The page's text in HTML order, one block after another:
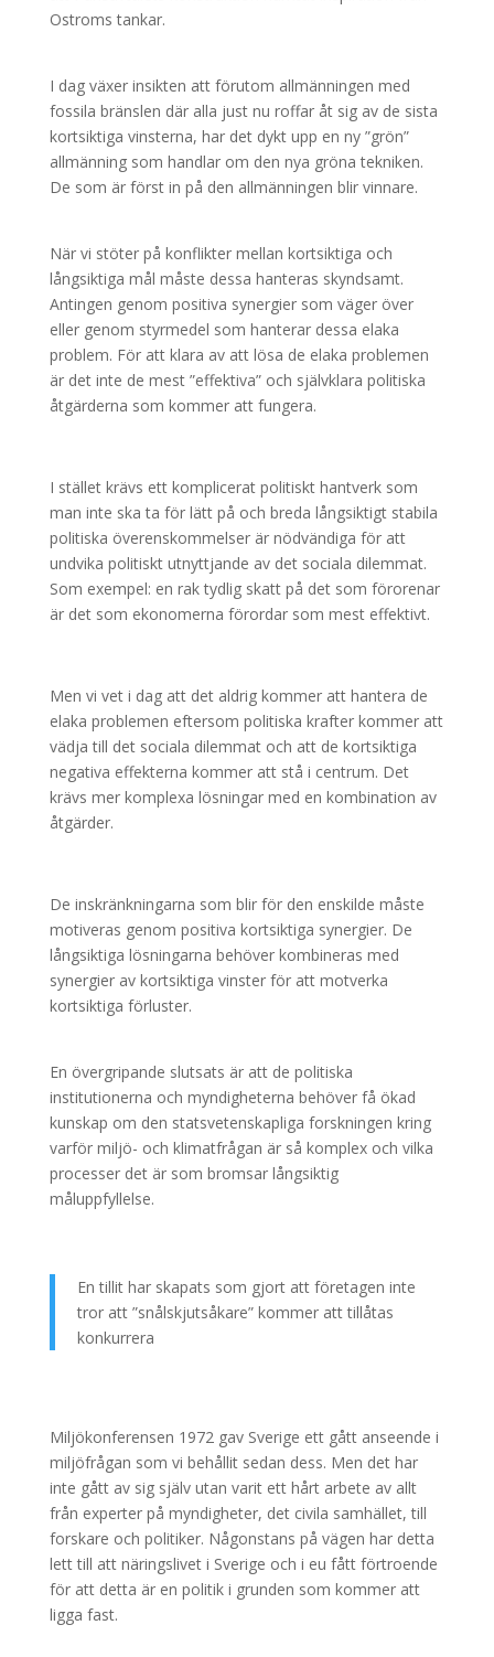
Ostroms tankar.
I dag växer insikten att förutom allmänningen med
fossila bränslen där alla just nu roffar åt sig av de sista
kortsiktiga vinsterna, har det dykt upp en ny ”grön”
allmänning som handlar om den nya gröna tekniken.
De som är först in på den allmänningen blir vinnare.
När vi stöter på konflikter mellan kortsiktiga och
långsiktiga mål måste dessa hanteras skyndsamt.
Antingen genom positiva synergier som väger över
eller genom styrmedel som hanterar dessa elaka
problem. För att klara av att lösa de elaka problemen
är det inte de mest ”effektiva” och självklara politiska
åtgärderna som kommer att fungera.
I stället krävs ett komplicerat politiskt hantverk som
man inte ska ta för lätt på och breda långsiktigt stabila
politiska överenskommelser är nödvändiga för att
undvika politiskt utnyttjande av det sociala dilemmat.
Som exempel: en rak tydlig skatt på det som förorenar
är det som ekonomerna förordar som mest effektivt.
Men vi vet i dag att det aldrig kommer att hantera de
elaka problemen eftersom politiska krafter kommer att
vädja till det sociala dilemmat och att de kortsiktiga
negativa effekterna kommer att stå i centrum. Det
krävs mer komplexa lösningar med en kombination av
åtgärder.
De inskränkningarna som blir för den enskilde måste
motiveras genom positiva kortsiktiga synergier. De
långsiktiga lösningarna behöver kombineras med
synergier av kortsiktiga vinster för att motverka
kortsiktiga förluster.
En övergripande slutsats är att de politiska
institutionerna och myndigheterna behöver få ökad
kunskap om den statsvetenskapliga forskningen kring
varför miljö- och klimatfrågan är så komplex och vilka
processer det är som bromsar långsiktig
måluppfyllelse.
En tillit har skapats som gjort att företagen inte
tror att ”snålskjutsåkare” kommer att tillåtas
konkurrera
Miljökonferensen 1972 gav Sverige ett gått anseende i
miljöfrågan som vi behållit sedan dess. Men det har
inte gått av sig själv utan varit ett hårt arbete av allt
från experter på myndigheter, det civila samhället, till
forskare och politiker. Någonstans på vägen har detta
lett till att näringslivet i Sverige och i eu fått förtroende
för att detta är en politik i grunden som kommer att
ligga fast.